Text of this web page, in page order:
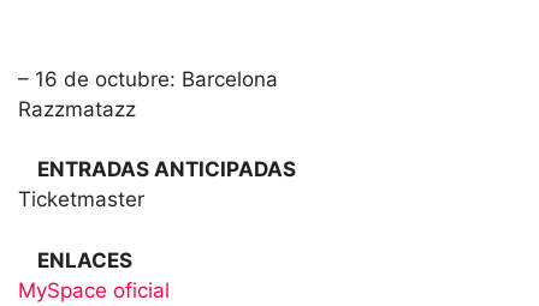
– 16 de octubre: Barcelona
Razzmatazz
ENTRADAS ANTICIPADAS
Ticketmaster
ENLACES
MySpace oficial